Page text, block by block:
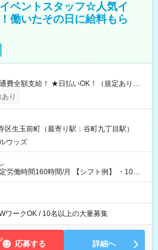
ベントスタッフ☆人気イ
働いたその日に給料もら
GET♪ お仕事後はコンビニATMから 日払
り
区生玉前町（最寄り駅：谷町九丁目駅）
ウッズ
時間/月 【シフト例】 ・10：
ワークOK / 10名以上の大量募集
応募する 詳細へ